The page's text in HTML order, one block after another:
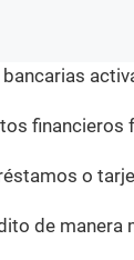
financieros
o
de manera